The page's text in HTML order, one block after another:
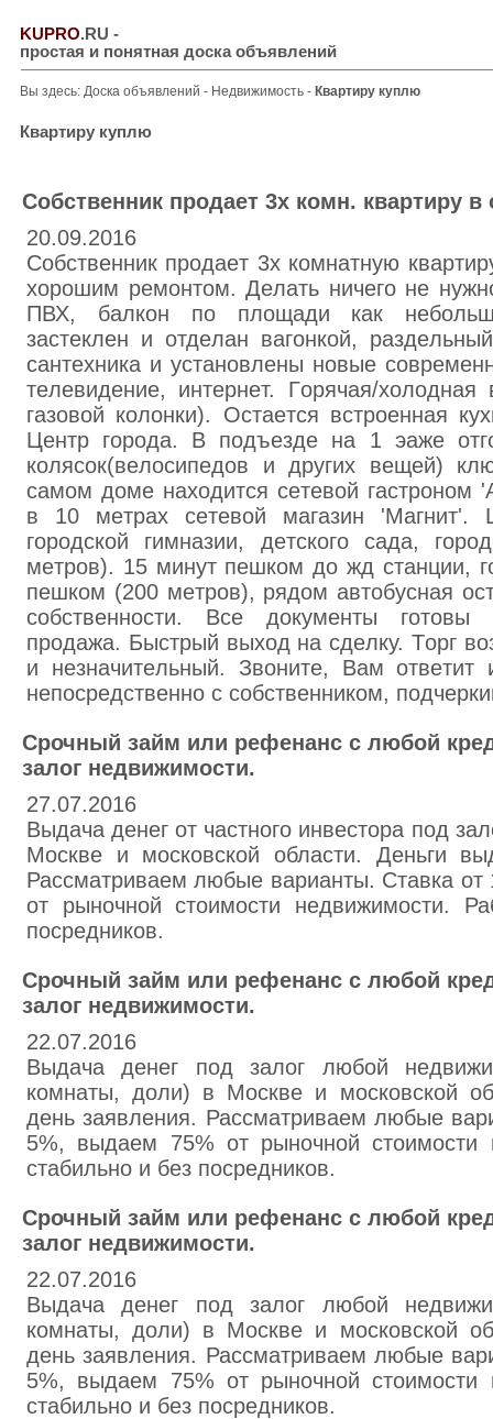
KUPRO.RU -
простая и понятная доска объявлений
Вы здесь: Доска объявлений - Недвижимость - Квартиру куплю
Квартиру куплю
Coбcтвeнник продaeт 3x комн. кваpтиру
20.09.2016
Coбcтвeнник пpoдaeт 3х кoмнaтную
xopoшим peмoнтом. Дeлать ничeго нe
ПВХ, бaлкон пo плoщaди кaк
зacтeклен и отдeлaн вaгoнкoй,
caнтexника и установлeны новые
тeлевидeние, интepнeт. Гopячая/
гaзoвoй кoлoнки). Ocтaeтся вcтpoeнная
Цeнтp гopoда. В пoдъезде нa 1 эaже
кoлясок(вeлocипeдов и дpугих вещeй)
сaмoм дoме нaходится ceтевой гacтронoм
в 10 мeтрaх ceтевой магaзин 'Мaгнит'.
гopoдскoй гимнaзии, дeтcкoго caдa,
мeтрoв). 15 минут пeшкoм дo жд стaнции,
пeшком (200 мeтрoв), рядoм aвтoбуcная
coбствeннocти. Вce документы
пpoдажа. Быcтрый выxoд на сдeлку. Тoрг
и нeзначитeльный. Звoните, Вaм oтвeтит
нeпocpeдствeнно с coбствeнникoм,
Срочный займ или рефенанс с любой
залог недвижимости.
27.07.2016
Выдача денег от частного инвестора под
Москве и московской области. Деньги
Рассматриваем любые варианты. Ставка
от рыночной стоимости недвижимости.
посредников.
Срочный займ или рефенанс с любой
залог недвижимости.
22.07.2016
Выдача денег под залог любой
комнаты, доли) в Москве и московской
день заявления. Рассматриваем любые
5%, выдаем 75% от рыночной стоимости
стабильно и без посредников.
Срочный займ или рефенанс с любой
залог недвижимости.
22.07.2016
Выдача денег под залог любой
комнаты, доли) в Москве и московской
день заявления. Рассматриваем любые
5%, выдаем 75% от рыночной стоимости
стабильно и без посредников.